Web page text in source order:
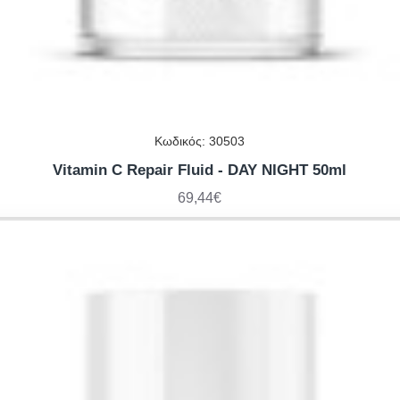
Κωδικός: 30503
Vitamin C Repair Fluid - DAY NIGHT 50ml
69,44€